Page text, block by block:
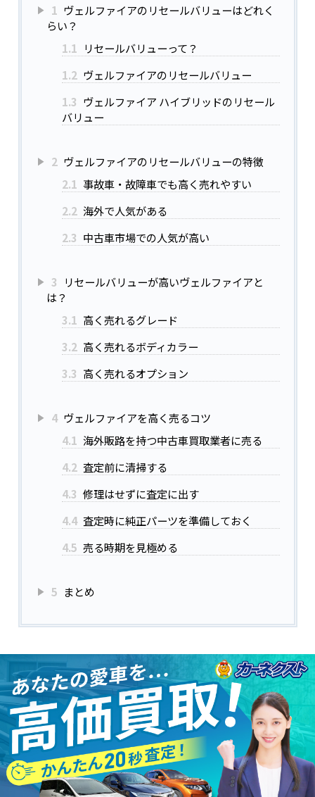
1 ヴェルファイアのリセールバリューはどれく
らい？
1.1 リセールバリューって？
1.2 ヴェルファイアのリセールバリュー
1.3 ヴェルファイア ハイブリッドのリセール
バリュー
2 ヴェルファイアのリセールバリューの特徴
2.1 事故車・故障車でも高く売れやすい
2.2 海外で人気がある
2.3 中古車市場での人気が高い
3 リセールバリューが高いヴェルファイアと
は？
3.1 高く売れるグレード
3.2 高く売れるボディカラー
3.3 高く売れるオプション
4 ヴェルファイアを高く売るコツ
4.1 海外販路を持つ中古車買取業者に売る
4.2 査定前に清掃する
4.3 修理はせずに査定に出す
4.4 査定時に純正パーツを準備しておく
4.5 売る時期を見極める
5 まとめ